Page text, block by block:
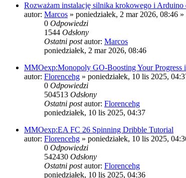
Rozważam instalację silnika krokowego i Arduino
autor: Marcos » poniedziałek, 2 mar 2026, 08:46 »
0 Odpowiedzi
1544 Odsłony
Ostatni postautor: Marcos
poniedziałek, 2 mar 2026, 08:46
MMOexp:Monopoly GO-Boosting Your Progress
autor: Florencehg » poniedziałek, 10 lis 2025,
0 Odpowiedzi
504513 Odsłony
Ostatni postautor: Florencehg
poniedziałek, 10 lis 2025, 04:37
MMOexp:EA FC 26 Spinning Dribble Tutorial
autor: Florencehg » poniedziałek, 10 lis 2025,
0 Odpowiedzi
542430 Odsłony
Ostatni postautor: Florencehg
poniedziałek, 10 lis 2025, 04:36